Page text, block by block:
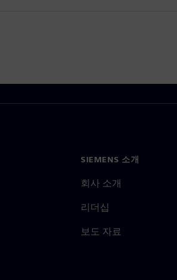
SIEMENS 소개
회사 소개
리더십
보도 자료